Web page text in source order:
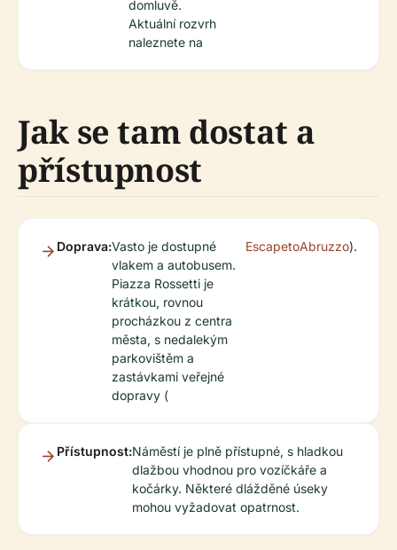
domluvě.
Aktuální rozvrh
naleznete na
Jak se tam dostat a
přístupnost
Doprava:Vasto je dostupné
vlakem a autobusem.
Piazza Rossetti je
krátkou, rovnou
procházkou z centra
města, s nedalekým
parkovištěm a
zastávkami veřejné
dopravy (
EscapetoAbruzzo).
Přístupnost:Náměstí je plně přístupné, s hladkou
dlažbou vhodnou pro vozíčkáře a
kočárky. Některé dlážděné úseky
mohou vyžadovat opatrnost.